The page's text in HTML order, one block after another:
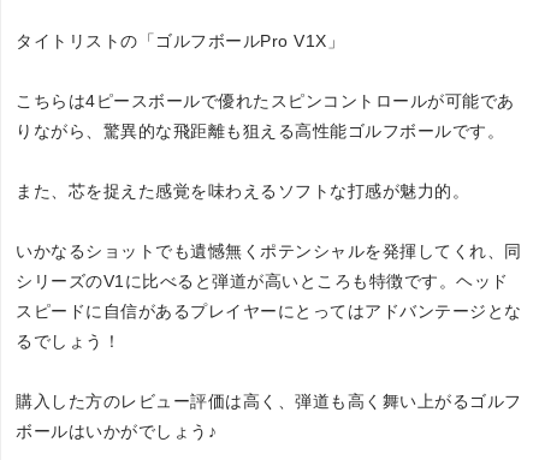
タイトリストの「ゴルフボールPro V1X」
こちらは4ピースボールで優れたスピンコントロールが可能であ
りながら、驚異的な飛距離も狙える高性能ゴルフボールです。
また、芯を捉えた感覚を味わえるソフトな打感が魅力的。
いかなるショットでも遺憾無くポテンシャルを発揮してくれ、同
シリーズのV1に比べると弾道が高いところも特徴です。ヘッド
スピードに自信があるプレイヤーにとってはアドバンテージとな
るでしょう！
購入した方のレビュー評価は高く、弾道も高く舞い上がるゴルフ
ボールはいかがでしょう♪